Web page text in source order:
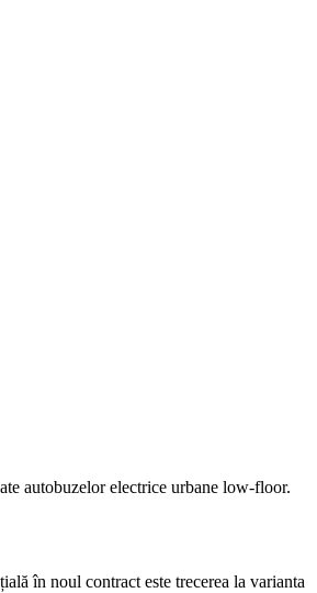
autobuzelor electrice urbane low-floor.
în noul contract este trecerea la varianta